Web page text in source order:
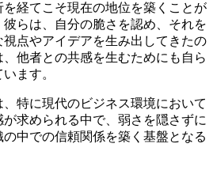
経てこそ現在の地位を築くことが
らは、自分の脆さを認め、それを
点やアイデアを生み出してきたの
他者との共感を生むためにも自ら
ます。
特に現代のビジネス環境において
求められる中で、弱さを隠さずに
中での信頼関係を築く基盤となる